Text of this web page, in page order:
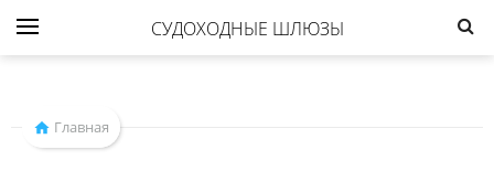
СУДОХОДНЫЕ ШЛЮЗЫ
Главная